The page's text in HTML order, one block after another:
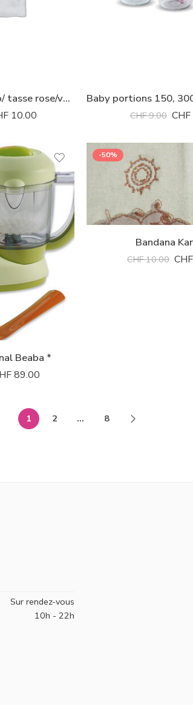
AVENT/Allround Cup/ tasse rose/vert 260ml
10.00 CHF9.00 CHF
Beaba *
89.00
-50%
Bandana
CHF10.00 CHF
1 2 … 8
Sur rendez-vous
10h - 22h